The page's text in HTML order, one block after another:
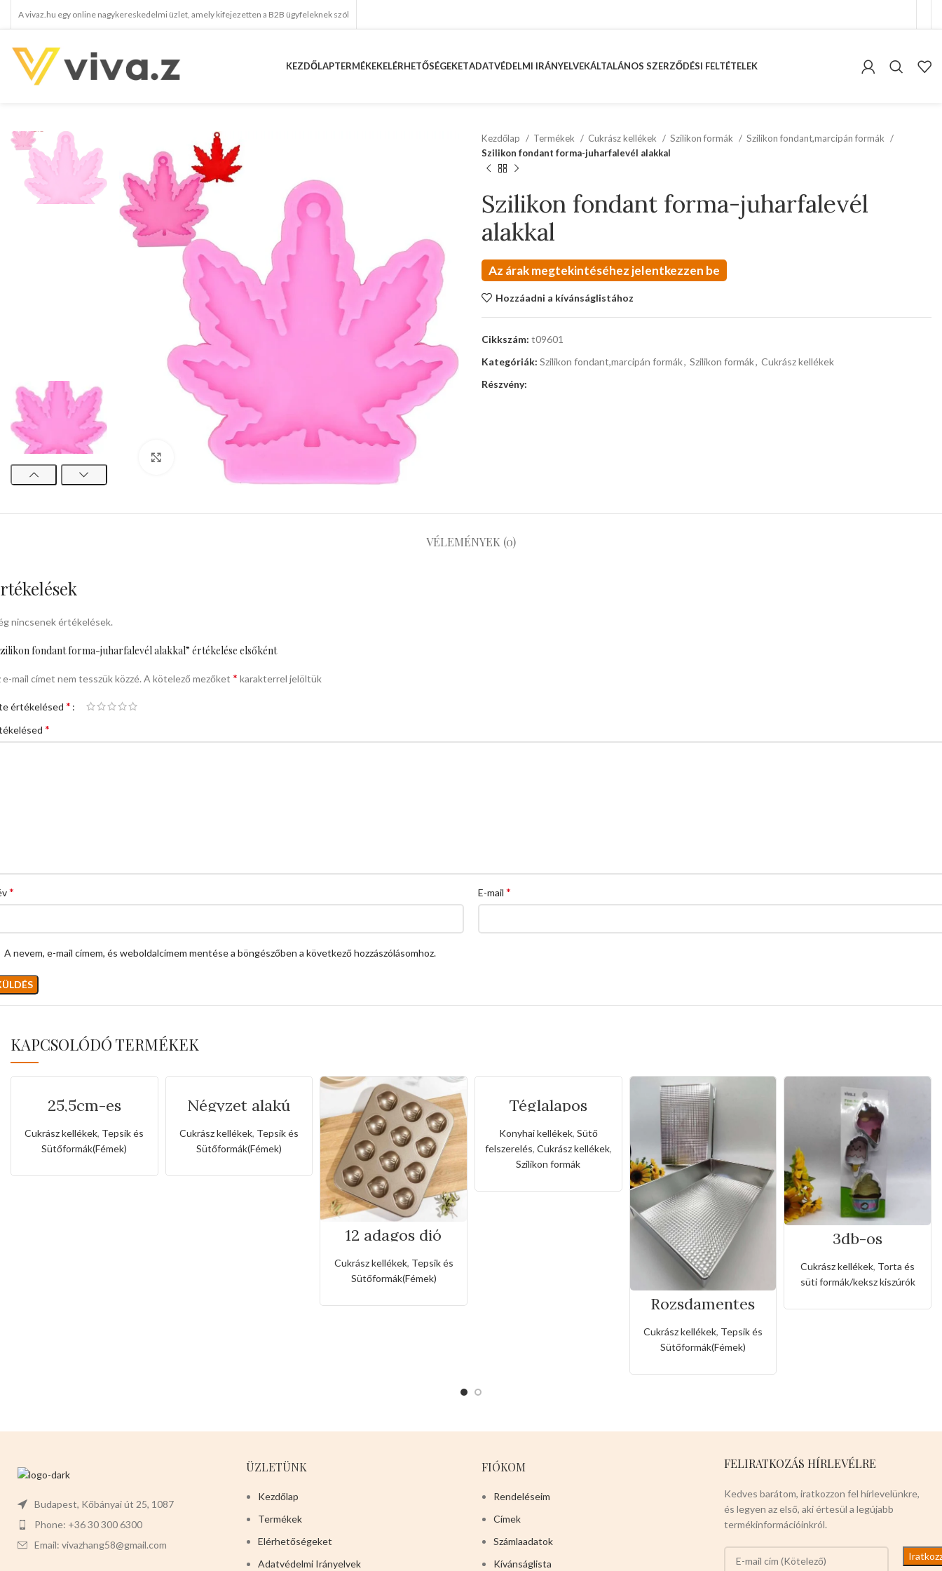
A vivaz.hu egy online nagykereskedelmi üzlet, amely kifejezetten a B2B ügyfeleknek szól
KEZDŐLAPTERMÉKEKELÉRHETŐSÉGEKETADATVÉDELMI IRÁNYELVEKÁLTALÁNOS SZERZŐDÉSI FELTÉTELEK
kattints a kinagyításhoz
Kezdőlap Termékek Cukrász kellékek Szilikon formák
Szilikon fondant,marcipán formák
Szilikon fondant forma-juharfalevél alakkal
Szilikon fondant forma-juharfalevél
alakkal
Az árak megtekintéséhez jelentkezzen be
Hozzáadni a kívánságlistához
Cikkszám: t09601
Kategóriák: Szilikon fondant,marcipán formák, Szilikon formák, Cukrász kellékek
Részvény:
VÉLEMÉNYEK (0)
nincsenek értékelések.
fondant forma-juharfalevél alakkal” értékelése elsőként
e-mail címet nem tesszük közzé. A kötelező mezőket * karakterrel jelöltük
értékelésed *
*
* E-mail *
A nevem, e-mail címem, és weboldalcímem mentése a böngészőben a következő hozzászólásomhoz.
KAPCSOLÓDÓ TERMÉKEK
25,5cm-es
tapadásmentes
kuglóf sütőforma
Cukrász kellékek, Tepsik és
Sütőformák(Fémek)
Négyzet alakú
tepsi szilikon
fogóval
Cukrász kellékek, Tepsik és
Sütőformák(Fémek)
12 adagos dió
formájú tepsi
Cukrász kellékek, Tepsik és
Sütőformák(Fémek)
Téglalapos
szilikon forma
forró levegős
sütőhöz
Konyhai kellékek, Sütő
felszerelés, Cukrász kellékek,
Szilikon formák
Rozsdamentes
téglalapos tepsi
Cukrász kellékek, Tepsik és
Sütőformák(Fémek)
3db-os
rozsdamentes
kiszúró készlet
fagyi és muffin
alakkal
Cukrász kellékek, Torta és
süti formák/keksz kiszúrók
Budapest, Kőbányai út 25, 1087
Phone: +36 30 300 6300
Email: vivazhang58@gmail.com
ÜZLETÜNK
Kezdőlap
Termékek
Elérhetőségeket
Adatvédelmi Irányelvek
FIÓKOM
Rendeléseim
Címek
Számlaadatok
Kívánságlista
FELIRATKOZÁS HÍRLEVÉLRE
Kedves barátom, iratkozzon fel hírlevelünkre,
és legyen az első, aki értesül a legújabb
termékinformációinkról.